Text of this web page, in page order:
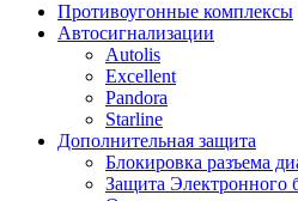
Противоугонные комплексы
Автосигнализации
Autolis
Excellent
Pandora
Starline
Дополнительная защита
Блокировка разъема
Защита Электронного